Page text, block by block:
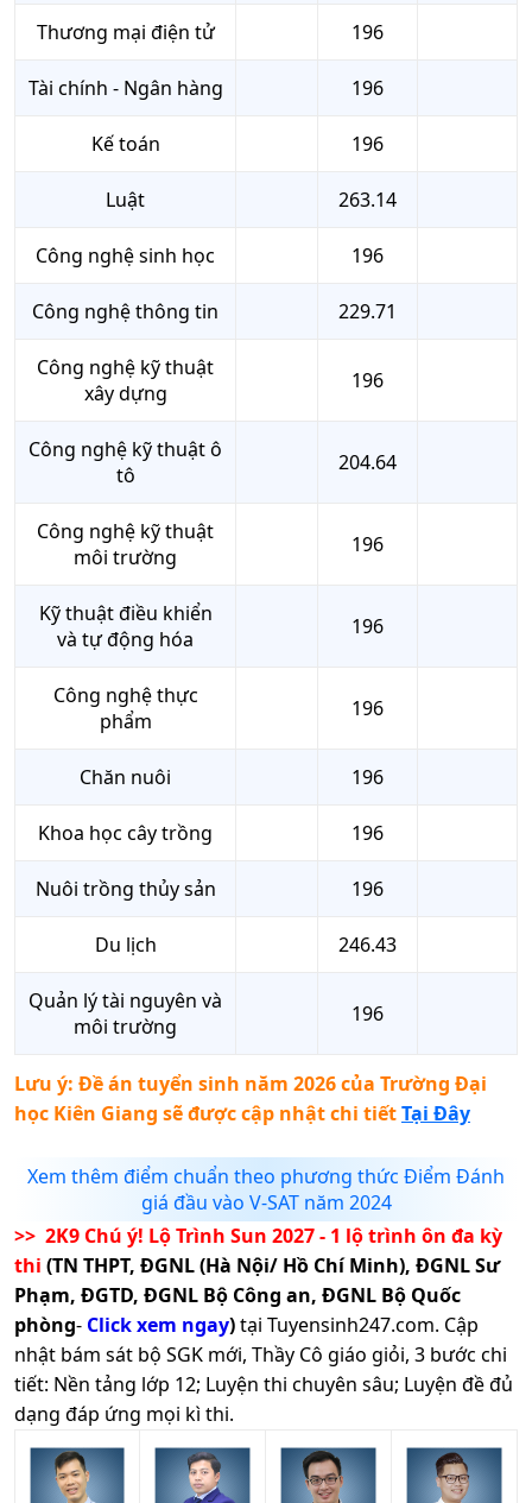
Thương mại điện tử 196
Tài chính - Ngân hàng 196
Kế toán 196
Luật 263.14
Công nghệ sinh học 196
Công nghệ thông tin 229.71
Công nghệ kỹ thuật
xây dựng
196
Công nghệ kỹ thuật ô
tô
204.64
Công nghệ kỹ thuật
môi trường
196
Kỹ thuật điều khiển
và tự động hóa
196
Công nghệ thực
phẩm
196
Chăn nuôi 196
Khoa học cây trồng 196
Nuôi trồng thủy sản 196
Du lịch 246.43
Quản lý tài nguyên và
môi trường
196
Lưu ý: Đề án tuyển sinh năm 2026 của Trường Đại
học Kiên Giang sẽ được cập nhật chi tiếtTại Đây
Xem thêm điểm chuẩn theo phương thức Điểm Đánh
giá đầu vào V-SAT năm 2024
>> 2K9 Chú ý! Lộ Trình Sun 2027 - 1 lộ trình ôn đa kỳ
thi (TN THPT, ĐGNL (Hà Nội/ Hồ Chí Minh), ĐGNL Sư
Phạm, ĐGTD, ĐGNL Bộ Công an, ĐGNL Bộ Quốc
phòng- Click xem ngay)tại Tuyensinh247.com. Cập
nhật bám sát bộ SGK mới, Thầy Cô giáo giỏi, 3 bước chi
tiết: Nền tảng lớp 12; Luyện thi chuyên sâu; Luyện đề đủ
dạng đáp ứng mọi kì thi.